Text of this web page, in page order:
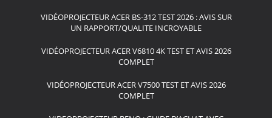
VIDÉOPROJECTEUR ACER BS-312 TEST 2026 : AVIS SUR
UN RAPPORT/QUALITE INCROYABLE
VIDÉOPROJECTEUR ACER V6810 4K TEST ET AVIS 2026
COMPLET
VIDÉOPROJECTEUR ACER V7500 TEST ET AVIS 2026
COMPLET